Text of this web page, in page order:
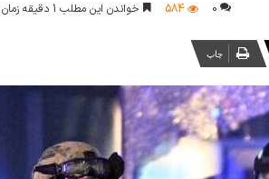
0
584 خواندن این مطلب 1 دقیقه زمان میبرد
چاپ